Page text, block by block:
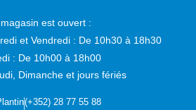
est ouvert :
et Vendredi : De 10h30 à 18h30
: De 10h00 à 18h00
Dimanche et jours fériés
(+352) 28 77 55 88